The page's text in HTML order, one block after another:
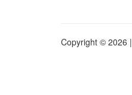
Copyright © 2026 |